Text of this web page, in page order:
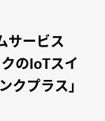
サービス
のIoTスイ
クプラス」